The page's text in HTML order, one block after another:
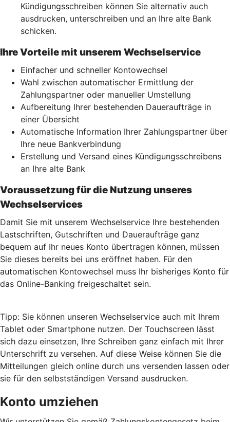
Kündigungsschreiben können Sie alternativ auch
ausdrucken, unterschreiben und an Ihre alte Bank
schicken.
Ihre Vorteile mit unserem Wechselservice
Einfacher und schneller Kontowechsel
Wahl zwischen automatischer Ermittlung der
Zahlungspartner oder manueller Umstellung
Aufbereitung Ihrer bestehenden Daueraufträge in
einer Übersicht
Automatische Information Ihrer Zahlungspartner über
Ihre neue Bankverbindung
Erstellung und Versand eines Kündigungsschreibens
an Ihre alte Bank
Voraussetzung für die Nutzung unseres
Wechselservices
Damit Sie mit unserem Wechselservice Ihre bestehenden
Lastschriften, Gutschriften und Daueraufträge ganz
bequem auf Ihr neues Konto übertragen können, müssen
Sie dieses bereits bei uns eröffnet haben. Für den
automatischen Kontowechsel muss Ihr bisheriges Konto für
das Online-Banking freigeschaltet sein.
Tipp: Sie können unseren Wechselservice auch mit Ihrem
Tablet oder Smartphone nutzen. Der Touchscreen lässt
sich dazu einsetzen, Ihre Schreiben ganz einfach mit Ihrer
Unterschrift zu versehen. Auf diese Weise können Sie die
Mitteilungen gleich online durch uns versenden lassen oder
sie für den selbstständigen Versand ausdrucken.
Konto umziehen